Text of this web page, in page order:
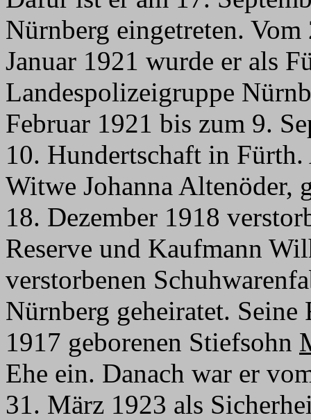
Nürnberg eingetreten.
Januar 1921 wurde er als
Landespolizeigruppe
Februar 1921 bis zum 9.
10. Hundertschaft in
Witwe Johanna Altenöder,
18. Dezember 1918
Reserve und Kaufmann
verstorbenen
Nürnberg geheiratet. Seine
1917 geborenen Stiefsohn
Ehe ein. Danach war er
31. März 1923 als